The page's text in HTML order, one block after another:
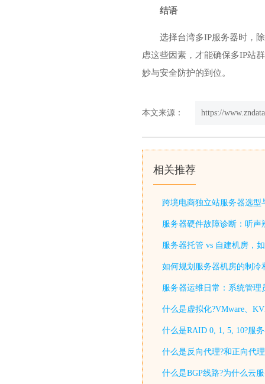
结语
选择台湾多IP服务器时，
虑这些因素，才能确保多IP站
妙与安全防护的到位。
本文来源： https://
相关推荐
跨境电商独立站服务器选型
服务器硬件故障诊断：听声
服务器托管 vs 自建机房，
如何规划服务器机房的制冷
服务器运维日常：系统管理
什么是虚拟化?VMware、
什么是RAID 0, 1, 5, 10?服
什么是反向代理?和正向代
什么是BGP线路?为什么云